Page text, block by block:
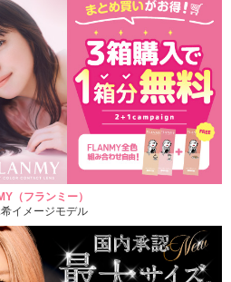
（フランミー）
イメージモデル